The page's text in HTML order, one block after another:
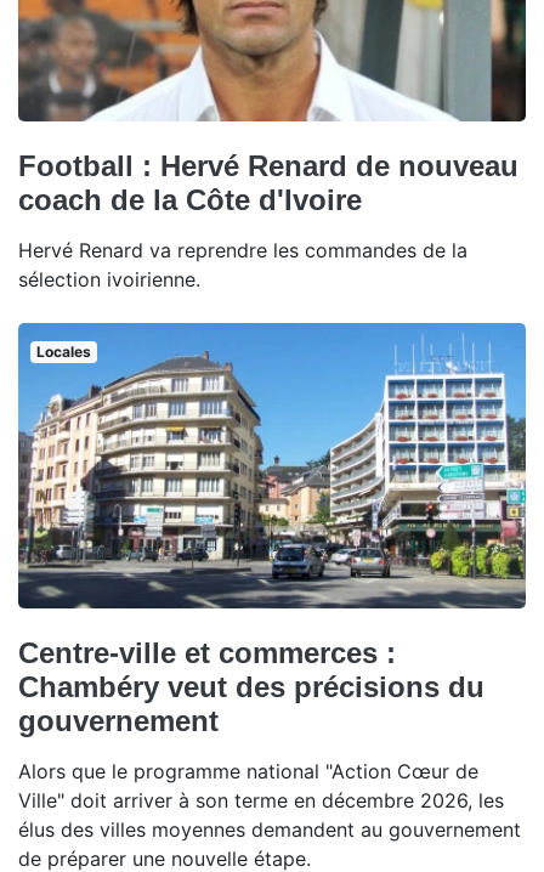
Football : Hervé Renard de nouveau
coach de la Côte d'Ivoire
Hervé Renard va reprendre les commandes de la
sélection ivoirienne.
Locales
Centre-ville et commerces :
Chambéry veut des précisions du
gouvernement
Alors que le programme national "Action Cœur de
Ville" doit arriver à son terme en décembre 2026, les
élus des villes moyennes demandent au gouvernement
de préparer une nouvelle étape.